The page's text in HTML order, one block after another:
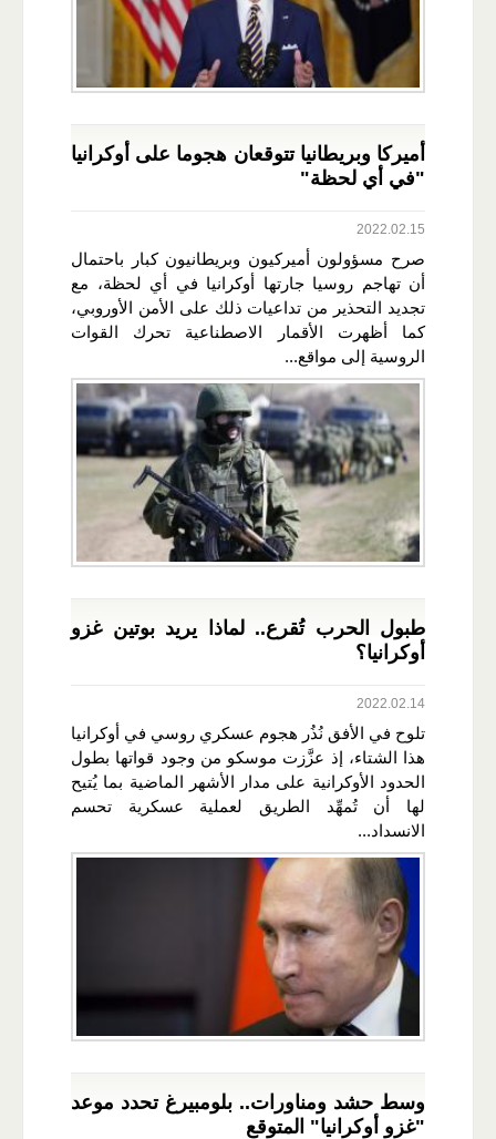
أميركا وبريطانيا تتوقعان هجوما على أوكرانيا
"في أي لحظة"
2022.02.15
صرح مسؤولون أميركيون وبريطانيون كبار باحتمال
أن تهاجم روسيا جارتها أوكرانيا في أي لحظة، مع
تجديد التحذير من تداعيات ذلك على الأمن الأوروبي،
كما أظهرت الأقمار الاصطناعية تحرك القوات
الروسية إلى مواقع...
طبول الحرب تُقرع.. لماذا يريد بوتين غزو
أوكرانيا؟
2022.02.14
تلوح في الأفق نُذُر هجوم عسكري روسي في أوكرانيا
هذا الشتاء، إذ عزَّزت موسكو من وجود قواتها بطول
الحدود الأوكرانية على مدار الأشهر الماضية بما يُتيح
لها أن تُمهِّد الطريق لعملية عسكرية تحسم
الانسداد...
وسط حشد ومناورات.. بلومبيرغ تحدد موعد
"غزو أوكرانيا" المتوقع